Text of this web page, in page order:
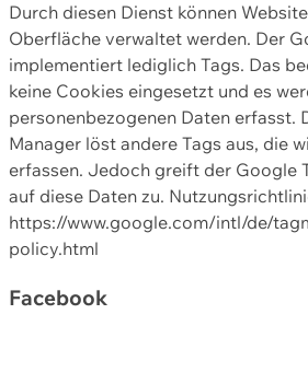
Durch diesen Dienst können
Oberfläche verwaltet werden. Der
implementiert lediglich Tags. Das
keine Cookies eingesetzt und es
personenbezogenen Daten erfasst.
Manager löst andere Tags aus, die
erfassen. Jedoch greift der Google
auf diese Daten zu.
https://www.google.com/intl/de/
policy.html
Facebook